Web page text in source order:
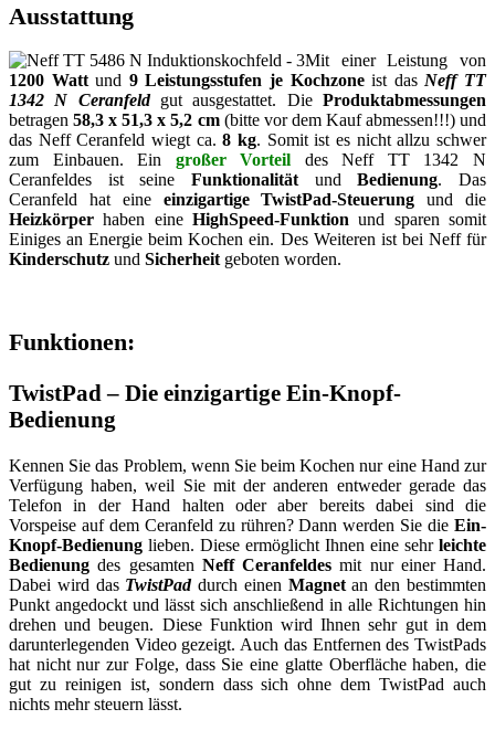
Ausstattung
Mit einer Leistung von
1200 Wattund 9 Leistungsstufen je Kochzoneist dasNeff TT
1342 N Ceranfeldgut ausgestattet. DieProduktabmessungen
betragen58,3 x 51,3 x 5,2 cm(bitte vor dem Kauf abmessen!!!) und
das Neff Ceranfeld wiegt ca.8 kg. Somit ist es nicht allzu schwer
zum Einbauen. Ein großer Vorteil des Neff TT 1342 N
Ceranfeldes ist seine FunktionalitätundBedienung. Das
Ceranfeld hat eine einzigartige TwistPad-Steuerung und die
Heizkörper haben eine HighSpeed-Funktion und sparen somit
Einiges an Energie beim Kochen ein. Des Weiteren ist bei Neff für
Kinderschutz und Sicherheitgeboten worden.
Funktionen:
TwistPad – Die einzigartige Ein-Knopf-
Bedienung
Kennen Sie das Problem, wenn Sie beim Kochen nur eine Hand zur
Verfügung haben, weil Sie mit der anderen entweder gerade das
Telefon in der Hand halten oder aber bereits dabei sind die
Vorspeise auf dem Ceranfeld zu rühren? Dann werden Sie die Ein-
Knopf-Bedienung lieben. Diese ermöglicht Ihnen eine sehr leichte
Bedienung des gesamten Neff Ceranfeldes mit nur einer Hand.
Dabei wird das TwistPaddurch einen Magnetan den bestimmten
Punkt angedockt und lässt sich anschließend in alle Richtungen hin
drehen und beugen. Diese Funktion wird Ihnen sehr gut in dem
darunterlegenden Video gezeigt. Auch das Entfernen des TwistPads
hat nicht nur zur Folge, dass Sie eine glatte Oberfläche haben, die
gut zu reinigen ist, sondern dass sich ohne dem TwistPad auch
nichts mehr steuern lässt.